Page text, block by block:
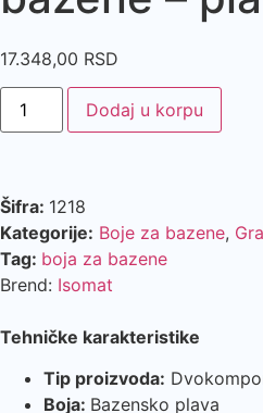
17.348,00 RSD
Dodaj u korpu
Šifra: 1218
Kategorije: Boje za bazene,
Tag: boja za bazene
Brend: Isomat
Tehničke karakteristike
Tip proizvoda:
Boja: Bazensko plava